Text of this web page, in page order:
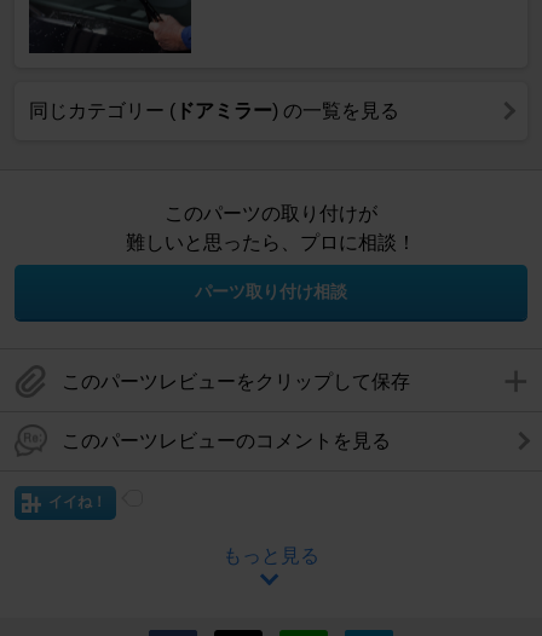
同じカテゴリー ( ドアミラー) の一覧を見る
このパーツの取り付けが
難しいと思ったら、プロに相談！
パーツ取り付け相談
このパーツレビューをクリップして保存
このパーツレビューのコメントを見る
イイね！
もっと見る